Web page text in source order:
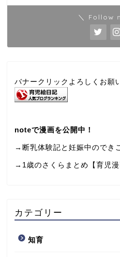
＼ Follow
バナークリックよろしくお願
noteで漫画を公開中！
→断乳体験記と妊娠中のでき
→ 1歳のさくらまとめ【育児漫
カテゴリー
知育